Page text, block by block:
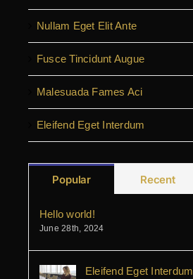
Nullam Eget Elit Ante
Fusce Tincidunt Augue
Malesuada Fames Aci
Eleifend Eget Interdum
Popular Recent
Hello world!
June 28th, 2024
Eleifend Eget Interdum